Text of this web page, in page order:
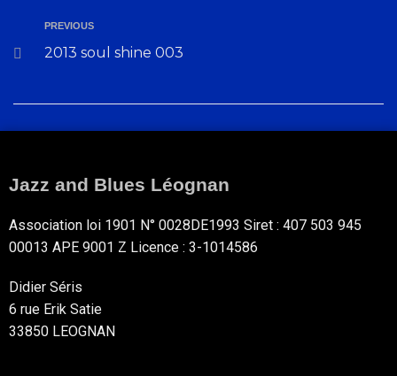
PREVIOUS
2013 soul shine 003
Jazz and Blues Léognan
Association loi 1901 N° 0028DE1993 Siret : 407 503 945
00013 APE 9001 Z Licence : 3-1014586
Didier Séris
6 rue Erik Satie
33850 LEOGNAN